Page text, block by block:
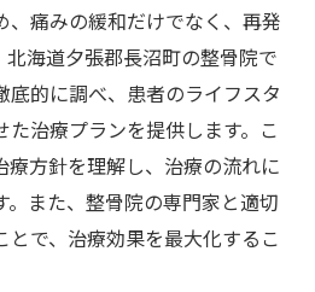
、痛みの緩和だけでなく、再発
海道夕張郡長沼町の整骨院で
底的に調べ、患者のライフスタ
治療プランを提供します。こ
療方針を理解し、治療の流れに
また、整骨院の専門家と適切
とで、治療効果を最大化するこ